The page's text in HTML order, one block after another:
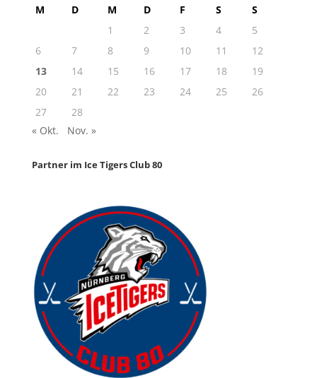
M D M D F S
S
1
2 3 4
5
6
7 8 9 10 11
12
13
14 15 16 17 18
19
20
21 22 23 24 25
26
27
28
« Okt.
Nov. »
Partner im Ice Tigers Club 80